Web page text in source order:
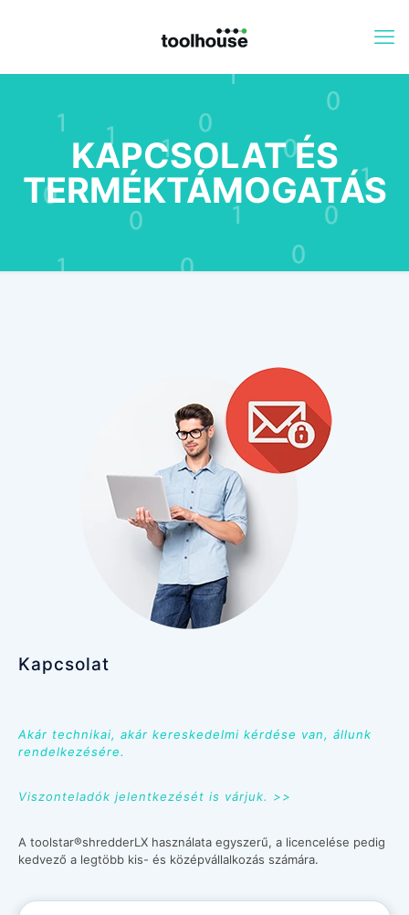
KAPCSOLAT ÉS
TERMÉKTÁMOGATÁS
Kapcsolat
Akár technikai, akár kereskedelmi kérdése van, állunk
rendelkezésére.
Viszonteladók jelentkezését is várjuk. >>
A toolstar®shredderLX használata egyszerű, a licencelése pedig
kedvező a legtöbb kis- és középvállalkozás számára.